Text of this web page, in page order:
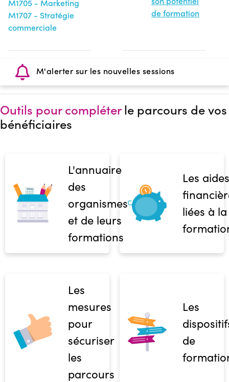
M1705 - Marketing
M1707 - Stratégie
commerciale
de formation
M'alerter sur les nouvelles sessions
Outils pour compléterle parcours de vos
bénéficiaires
L'annuaire
des
organismes
et de leurs
formations
Les aides
liées à la
Les
mesures
pour
sécuriser
les
parcours
Les
de